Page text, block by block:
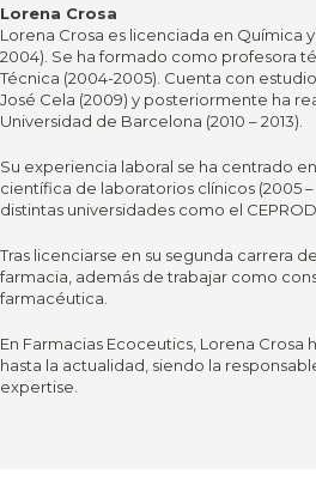
Lorena Crosa
Lorena Crosa es licenciada en Química
2004). Se ha formado como profesora
Técnica (2004-2005). Cuenta con
José Cela (2009) y posteriormente ha
Universidad de Barcelona (2010 – 2013).
Su experiencia laboral se ha centrado
científica de laboratorios clínicos (2005
distintas universidades como el
Tras licenciarse en su segunda carrera
farmacia, además de trabajar como
farmacéutica.
En Farmacias Ecoceutics, Lorena
hasta la actualidad, siendo la
expertise.